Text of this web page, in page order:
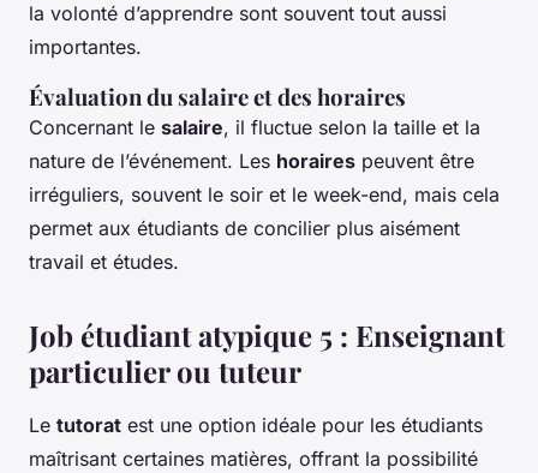
la volonté d’apprendre sont souvent tout aussi
importantes.
Évaluation du salaire et des horaires
Concernant le salaire, il fluctue selon la taille et la
nature de l’événement. Les horaires peuvent être
irréguliers, souvent le soir et le week-end, mais cela
permet aux étudiants de concilier plus aisément
travail et études.
Job étudiant atypique 5 : Enseignant
particulier ou tuteur
Le tutorat est une option idéale pour les étudiants
maîtrisant certaines matières, offrant la possibilité